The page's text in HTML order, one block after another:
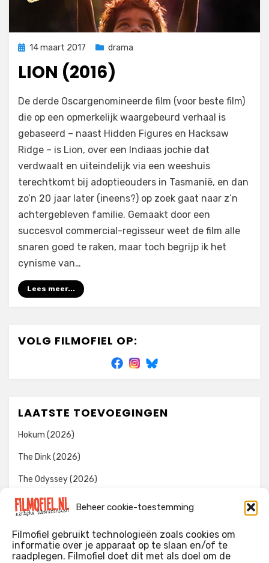
Beheer cookie-toestemming
Filmofiel gebruikt technologieën zoals cookies om
informatie over je apparaat op te slaan en/of te
raadplegen. Filmofiel doet dit met als doel om de
Geplaatst
14 maart 2017 drama
LION (2016)
door Filmofiel.nl
Laat een reactie achter
(2016)
De derde Oscargenomineerde film (voor beste film)
die op een opmerkelijk waargebeurd verhaal is
gebaseerd – naast Hidden Figures en Hacksaw
Ridge – is Lion, over een Indiaas jochie dat
verdwaalt en uiteindelijk via een weeshuis
terechtkomt bij adoptieouders in Tasmanië, en dan
zo’n 20 jaar later (ineens?) op zoek gaat naar z’n
achtergebleven familie. Gemaakt door een
succesvol commercial-regisseur weet de film alle
snaren goed te raken, maar toch begrijp ik het
cynisme van…
Lees meer...
VOLG FILMOFIEL OP:
LAATSTE TOEVOEGINGEN
Hokum (2026)
The Dink (2026)
The Odyssey (2026)
Evil Dead Burn (2026)